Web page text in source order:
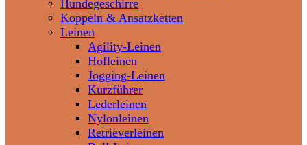
Hundegeschirre
Koppeln & Ansatzketten
Leinen
Agility-Leinen
Hofleinen
Jogging-Leinen
Kurzführer
Lederleinen
Nylonleinen
Retrieverleinen